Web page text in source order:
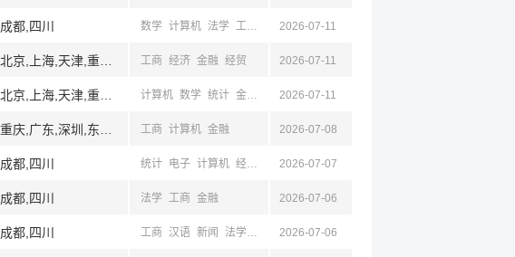
成都,四川 数学 计算机 法学 工商 经济 金融 经贸
2026-07-11
工商 经济 金融 经贸 2026-07-11
计算机 数学 统计 金融 经济2026-07-11
工商 计算机 金融 2026-07-08
成都,四川 统计 电子 计算机 经济 金融 数学 仪器
2026-07-07
成都,四川 法学 工商 金融 2026-07-06
成都,四川 工商 汉语 新闻 法学 金融 2026-07-06